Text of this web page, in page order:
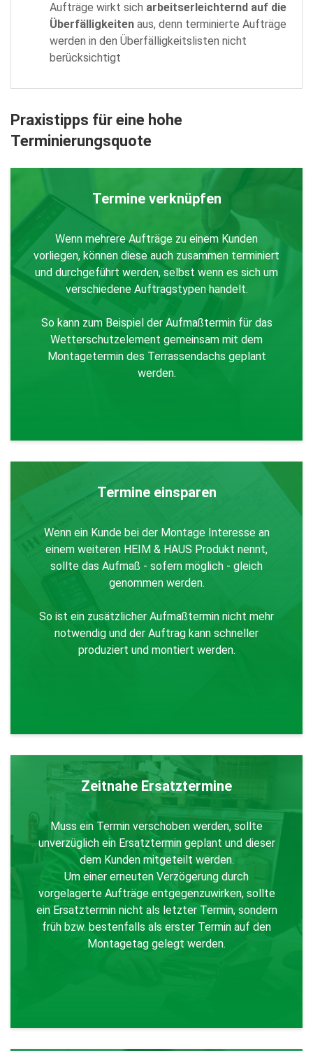
Aufträge wirkt sich arbeitserleichternd auf die
Überfälligkeiten aus, denn terminierte Aufträge
werden in den Überfälligkeitslisten nicht
berücksichtigt
Praxistipps für eine hohe
Terminierungsquote
Termine verknüpfen
Wenn mehrere Aufträge zu einem Kunden
vorliegen, können diese auch zusammen terminiert
und durchgeführt werden, selbst wenn es sich um
verschiedene Auftragstypen handelt.
So kann zum Beispiel der Aufmaßtermin für das
Wetterschutzelement gemeinsam mit dem
Montagetermin des Terrassendachs geplant
werden.
Termine einsparen
Wenn ein Kunde bei der Montage Interesse an
einem weiteren HEIM & HAUS Produkt nennt,
sollte das Aufmaß - sofern möglich - gleich
genommen werden.
So ist ein zusätzlicher Aufmaßtermin nicht mehr
notwendig und der Auftrag kann schneller
produziert und montiert werden.
Zeitnahe Ersatztermine
Muss ein Termin verschoben werden, sollte
unverzüglich ein Ersatztermin geplant und dieser
dem Kunden mitgeteilt werden.
Um einer erneuten Verzögerung durch
vorgelagerte Aufträge entgegenzuwirken, sollte
ein Ersatztermin nicht als letzter Termin, sondern
früh bzw. bestenfalls als erster Termin auf den
Montagetag gelegt werden.